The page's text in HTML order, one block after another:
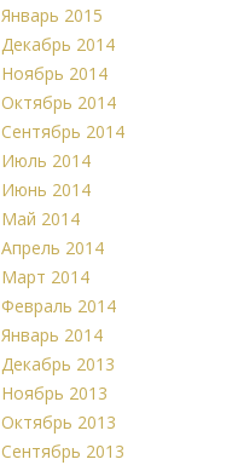
Январь 2015
Декабрь 2014
Ноябрь 2014
Октябрь 2014
Сентябрь 2014
Июль 2014
Июнь 2014
Май 2014
Апрель 2014
Март 2014
Февраль 2014
Январь 2014
Декабрь 2013
Ноябрь 2013
Октябрь 2013
Сентябрь 2013